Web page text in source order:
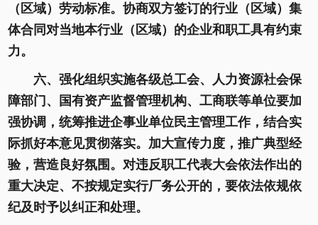
（区域）劳动标准。协商双方签订的行业（区域）集
体合同对当地本行业（区域）的企业和职工具有约束
力。
六、强化组织实施各级总工会、人力资源社会保
障部门、国有资产监督管理机构、工商联等单位要加
强协调，统筹推进企事业单位民主管理工作，结合实
际抓好本意见贯彻落实。加大宣传力度，推广典型经
验，营造良好氛围。对违反职工代表大会依法作出的
重大决定、不按规定实行厂务公开的，要依法依规依
纪及时予以纠正和处理。